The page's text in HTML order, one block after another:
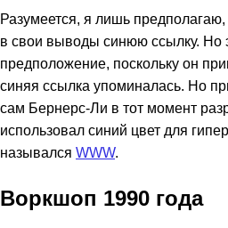
Разумеется, я лишь
в свои выводы синюю ссылку. Но
предположение, поскольку он
синяя ссылка упоминалась. Но
сам Бернерс-Ли в тот момент
использовал синий цвет для
назывался WWW.
Воркшоп 1990 года